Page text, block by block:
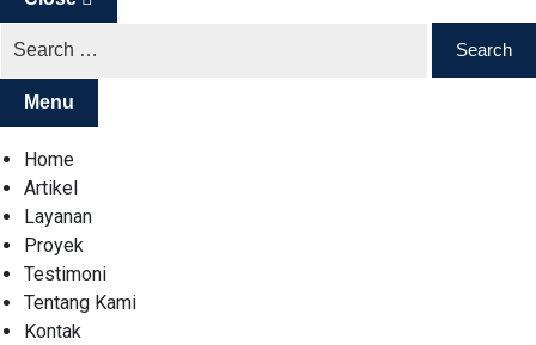
Menu
Home
Artikel
Layanan
Proyek
Testimoni
Tentang Kami
Kontak